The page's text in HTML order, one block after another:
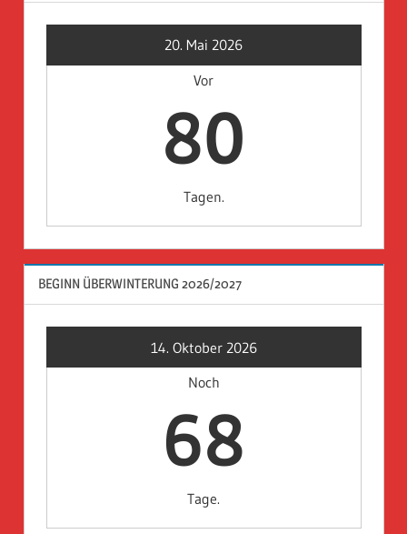
20. Mai 2026
Vor
80
Tagen.
BEGINN ÜBERWINTERUNG 2026/2027
14. Oktober 2026
Noch
68
Tage.